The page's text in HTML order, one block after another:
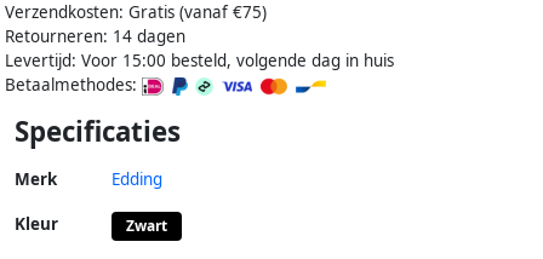
Verzendkosten: Gratis (vanaf €75)
Retourneren: 14 dagen
Levertijd: Voor 15:00 besteld, volgende dag in huis
Betaalmethodes:
Specificaties
Merk Edding
Kleur Zwart